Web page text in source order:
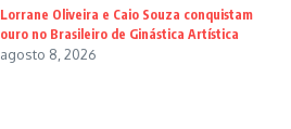
Lorrane Oliveira e Caio Souza conquistam
ouro no Brasileiro de Ginástica Artística
agosto 8, 2026